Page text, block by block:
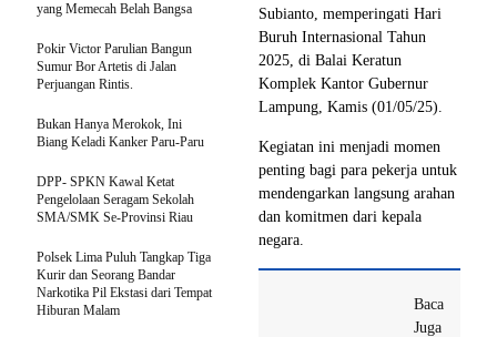
Subianto, memperingati Hari
Buruh Internasional Tahun
2025, di Balai Keratun
Komplek Kantor Gubernur
Lampung, Kamis (01/05/25).
Kegiatan ini menjadi momen
penting bagi para pekerja untuk
mendengarkan langsung arahan
dan komitmen dari kepala
negara.
Baca
Juga
yang Memecah Belah Bangsa
Pokir Victor Parulian Bangun
Sumur Bor Artetis di Jalan
Perjuangan Rintis.
Bukan Hanya Merokok, Ini
Biang Keladi Kanker Paru-Paru
DPP- SPKN Kawal Ketat
Pengelolaan Seragam Sekolah
SMA/SMK Se-Provinsi Riau
Polsek Lima Puluh Tangkap Tiga
Kurir dan Seorang Bandar
Narkotika Pil Ekstasi dari Tempat
Hiburan Malam